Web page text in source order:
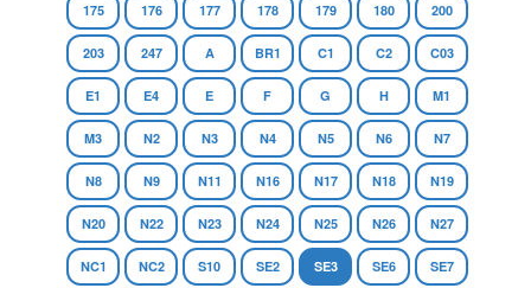
175 176 177 178 179 180 200
203 247 A BR1 C1 C2 C03
E1 E4 E F G H M1
M3 N2 N3 N4 N5 N6 N7
N8 N9 N11 N16 N17 N18 N19
N20 N22 N23 N24 N25 N26 N27
NC1 NC2 S10 SE2 SE3 SE6 SE7